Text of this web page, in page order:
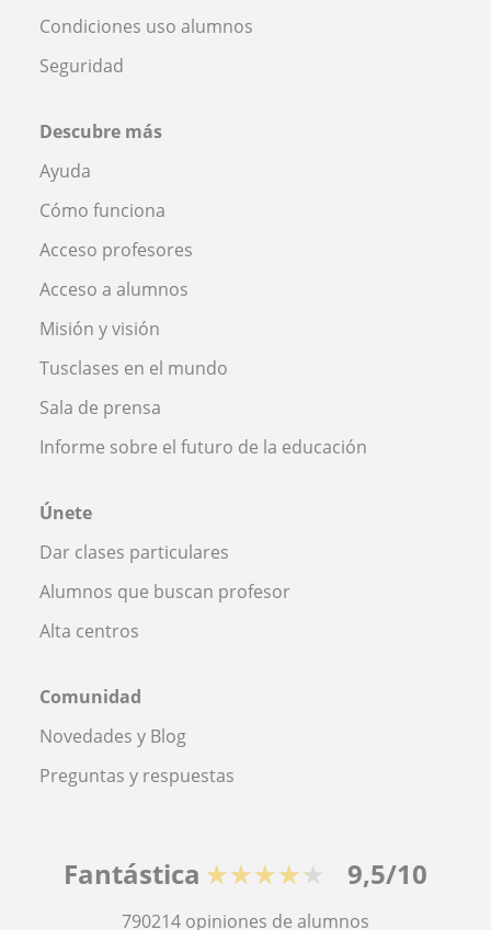
Condiciones uso alumnos
Seguridad
Descubre más
Ayuda
Cómo funciona
Acceso profesores
Acceso a alumnos
Misión y visión
Tusclases en el mundo
Sala de prensa
Informe sobre el futuro de la educación
Únete
Dar clases particulares
Alumnos que buscan profesor
Alta centros
Comunidad
Novedades y Blog
Preguntas y respuestas
Fantástica ★★★★★ 9,5/10
790214 opiniones de alumnos